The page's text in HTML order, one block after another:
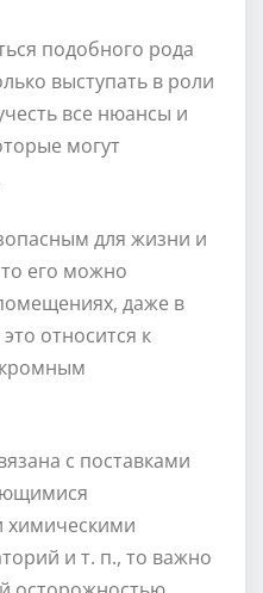
подобного рода
выступать в роли
все нюансы и
могут
для жизни и
его можно
даже в
относится к
с поставками
химическими
и т. п., то важно